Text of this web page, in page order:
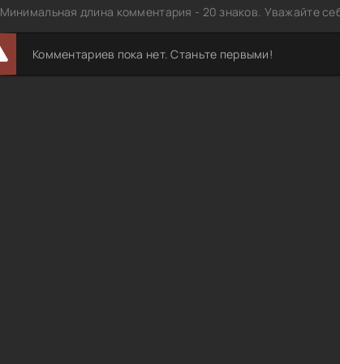
Минимальная длина комментария - 20 знаков. Уважайте
Комментариев пока нет. Станьте первыми!